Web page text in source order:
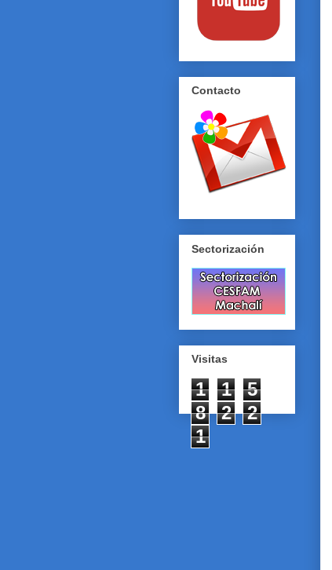
Contacto
Sectorización
Visitas
1 1
5
8
2
2
1